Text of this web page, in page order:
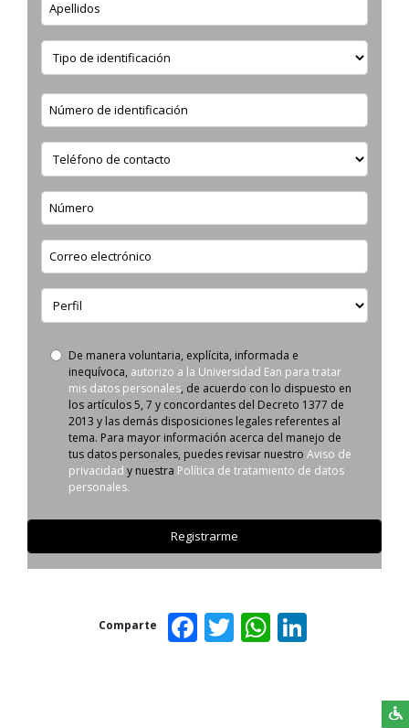
Tipo de identificación
Número de identificación
Teléfono de contacto
Numero de contacto
Correo electrónico
Perfil
Autorizo
datos
personales
De manera voluntaria, explícita, informada e
inequívoca, autorizo a la Universidad Ean para tratar
mis datos personales, de acuerdo con lo dispuesto en
los artículos 5, 7 y concordantes del Decreto 1377 de
2013 y las demás disposiciones legales referentes al
tema. Para mayor información acerca del manejo de
tus datos personales, puedes revisar nuestro Aviso de
privacidad y nuestra Política de tratamiento de datos
personales.
Comparte Facebook
Twitter